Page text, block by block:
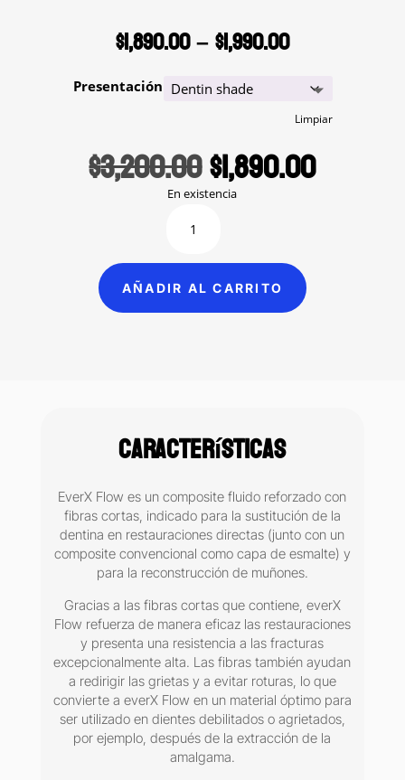
$1,890.00–$1,990.00Price
$1,890.00
through
$1,990.00
Presentación
Limpiar
$3,200.00Original
price
was:
$1,890.00price
En existencia
Flow
para
sustitución
cantidad
AÑADIR AL CARRITO
Características
EverX Flow es un composite fluido reforzado con
fibras cortas, indicado para la sustitución de la
dentina en restauraciones directas (junto con un
composite convencional como capa de esmalte) y
para la reconstrucción de muñones.
Gracias a las fibras cortas que contiene, everX
Flow refuerza de manera eficaz las restauraciones
y presenta una resistencia a las fracturas
excepcionalmente alta. Las fibras también ayudan
a redirigir las grietas y a evitar roturas, lo que
convierte a everX Flow en un material óptimo para
ser utilizado en dientes debilitados o agrietados,
por ejemplo, después de la extracción de la
amalgama.